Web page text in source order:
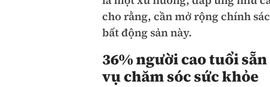
cho rằng, cần mở rộng chính
bất động sản này.
36% người cao tuổi
vụ chăm sóc sức khỏe